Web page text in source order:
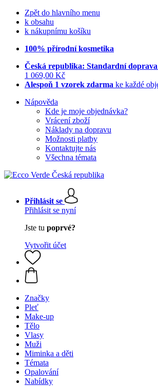
Zpět do hlavního menu
k obsahu
k nákupnímu košíku
100% přírodní kosmetika
Česká republika: Standardní
1 069,00 Kč
Alespoň 1 vzorek zdarma ke každé
Nápověda
Kde je moje objednávka?
Vrácení zboží
Náklady na dopravu
Možnosti platby
Kontaktujte nás
Všechna témata
Přihlásit se
Přihlásit se nyní
Jste tu poprvé?
Vytvořit účet
Značky
Pleť
Make-up
Tělo
Vlasy
Muži
Miminka a děti
Témata
Opalování
Nabídky